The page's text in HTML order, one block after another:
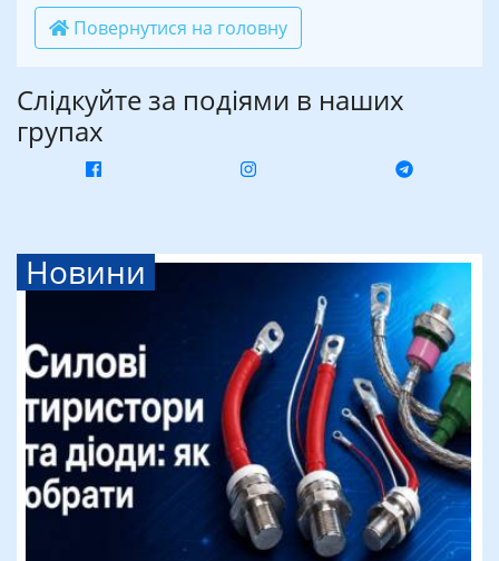
Повернутися на головну
Слідкуйте за подіями в наших
групах
Новини